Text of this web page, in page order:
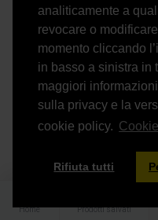
analiticamente a
revocare o
momento cliccando
in basso a sinistra in
maggiori
sulla privacy e la
cookie policy.
Rifiuta tutti
Home Prodotti salvati